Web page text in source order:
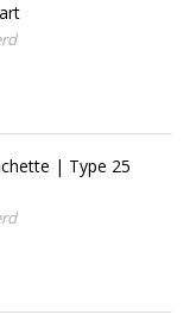
| Type 25